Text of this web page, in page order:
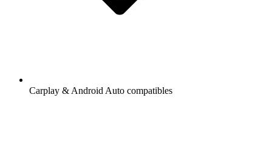
Carplay & Android Auto compatibles